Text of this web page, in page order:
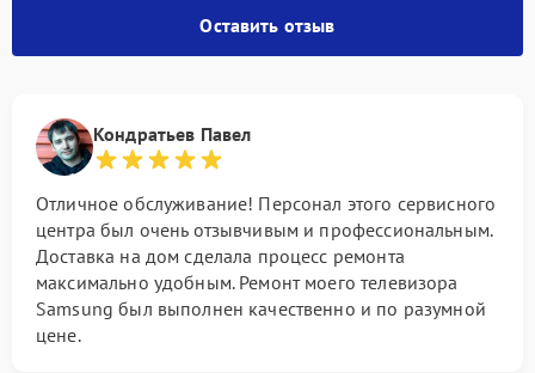
Оставить отзыв
Кондратьев Павел
Отличное обслуживание! Персонал этого сервисного
центра был очень отзывчивым и профессиональным.
Доставка на дом сделала процесс ремонта
максимально удобным. Ремонт моего телевизора
Samsung был выполнен качественно и по разумной
цене.